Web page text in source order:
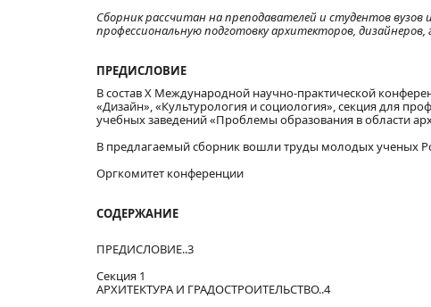
Сборник рассчитан на преподавателей и студентов
профессиональную подготовку архитекторов,
ПРЕДИСЛОВИЕ
В состав Х Международной научно-практической
«Дизайн», «Культурология и социология», секция для
учебных заведений «Проблемы образования в области
В предлагаемый сборник вошли труды молодых ученых
Оргкомитет конференции
СОДЕРЖАНИЕ
ПРЕДИСЛОВИЕ..3
Секция 1
АРХИТЕКТУРА И ГРАДОСТРОИТЕЛЬСТВО..4